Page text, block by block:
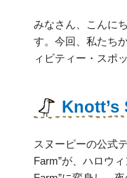
みなさん、こんに
す。今回、私たち
ィビティー・スポ
Knott’s
スヌーピーの公式
Farm”が、ハロウ